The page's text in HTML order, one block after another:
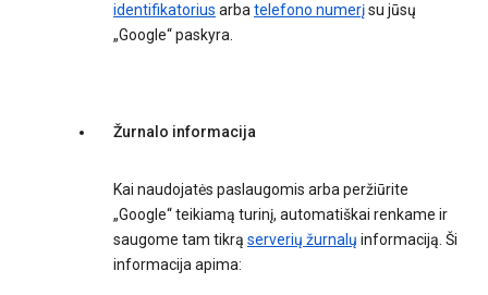
identifikatorius arbatelefono numerįsu jūsų
„Google“ paskyra.
Žurnalo informacija
Kai naudojatės paslaugomis arba peržiūrite
„Google“ teikiamą turinį, automatiškai renkame ir
saugome tam tikrą serverių žurnalų informaciją. Ši
informacija apima: